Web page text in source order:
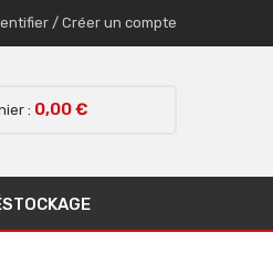
/ Créer un compte
: 0,00 €